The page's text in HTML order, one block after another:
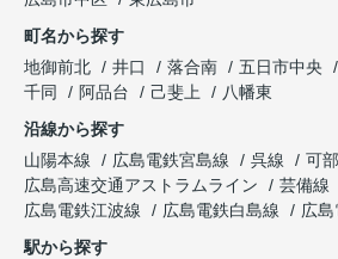
町名から探す
地御前北
井口 落合南 五日市中央
千同
阿品台 己斐上
八幡東
沿線から探す
山陽本線
広島電鉄宮島線 呉線
可
広島高速交通アストラムライン
芸備線
広島電鉄江波線
広島電鉄白島線
広
駅から探す